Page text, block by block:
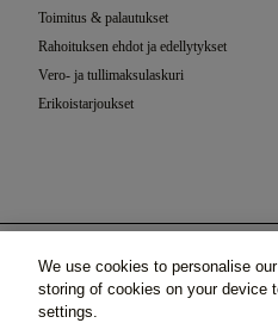
Toimitus & palautukset
Rahoituksen ehdot ja edellytykset
Vero- ja tullimaksulaskuri
Erikoistarjoukset
©2026
Main)
We use cookies to personalise
storing of cookies on your device
settings.